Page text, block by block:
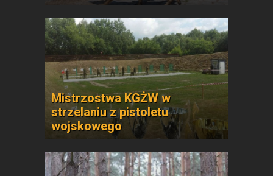
Mistrzostwa KGŻW w
strzelaniu z pistoletu
wojskowego